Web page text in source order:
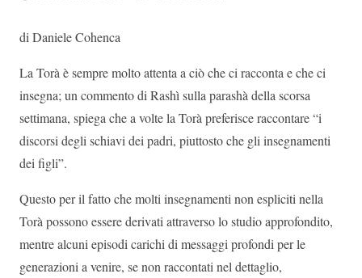
di Daniele Cohenca
La Torà è sempre molto attenta a ciò che ci racconta e che ci
insegna; un commento di Rashì sulla parashà della scorsa
settimana, spiega che a volte la Torà preferisce raccontare “i
discorsi degli schiavi dei padri, piuttosto che gli insegnamenti
dei figli”.
Questo per il fatto che molti insegnamenti non espliciti nella
Torà possono essere derivati attraverso lo studio approfondito,
mentre alcuni episodi carichi di messaggi profondi per le
generazioni a venire, se non raccontati nel dettaglio,